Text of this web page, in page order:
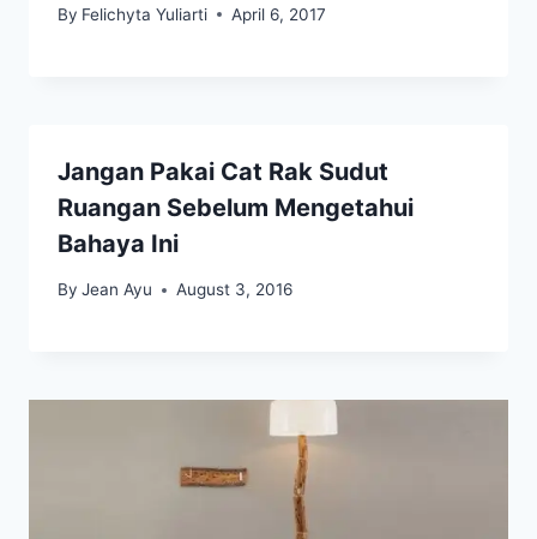
By Felichyta Yuliarti April 6, 2017
Jangan Pakai Cat Rak Sudut
Ruangan Sebelum Mengetahui
Bahaya Ini
By Jean Ayu August 3, 2016